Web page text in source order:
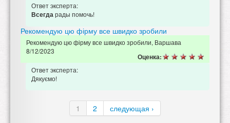
Ответ эксперта:
Всегдарады помочь!
Рекомендую цю фірму все швидко зробили
Рекомендую цю фірму все швидко зробили, Варшава
8/12/2023
Оценка:
Ответ эксперта:
Дякуємо!
1 2 следующая ›